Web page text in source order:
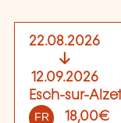
22.08.2026
12.09.2026
Esch-sur-
FR 18,00€